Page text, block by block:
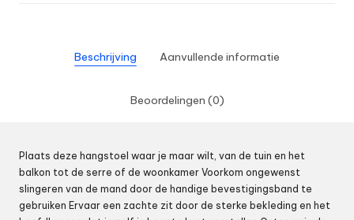
Beschrijving Aanvullende informatie
Beoordelingen (0)
Plaats deze hangstoel waar je maar wilt, van de tuin en het
balkon tot de serre of de woonkamer Voorkom ongewenst
slingeren van de mand door de handige bevestigingsband te
gebruiken Ervaar een zachte zit door de sterke bekleding en het